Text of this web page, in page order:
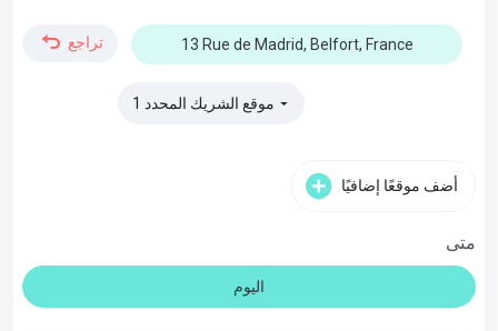
تراجع 13 Rue de Madrid, Belfort, France
▼
متى
اليوم